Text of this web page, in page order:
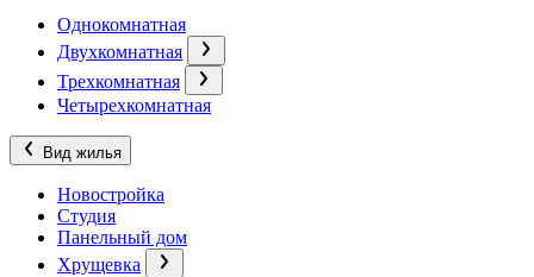
Однокомнатная
Двухкомнатная
Трехкомнатная
Четырехкомнатная
Вид жилья
Новостройка
Студия
Панельный дом
Хрущевка